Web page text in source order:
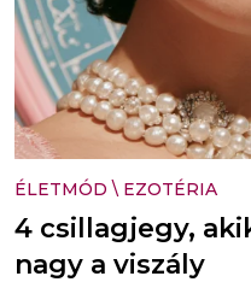
ÉLETMÓD \ EZOTÉRIA
4 csillagjegy,
nagy a viszály